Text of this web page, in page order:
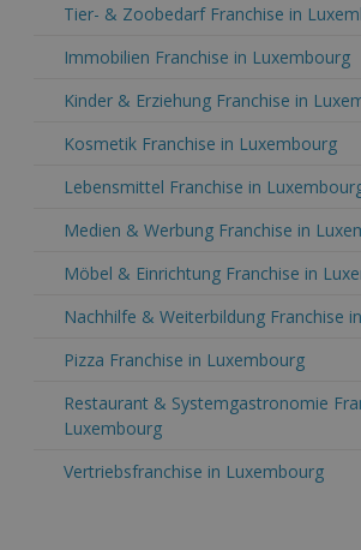
Tier- & Zoobedarf Franchise in
Immobilien Franchise in Luxembourg
Kinder & Erziehung Franchise in
Kosmetik Franchise in Luxembourg
Lebensmittel Franchise in
Medien & Werbung Franchise in
Möbel & Einrichtung Franchise in
Nachhilfe & Weiterbildung Franchise
Pizza Franchise in Luxembourg
Restaurant & Systemgastronomie
Luxembourg
Vertriebsfranchise in Luxembourg